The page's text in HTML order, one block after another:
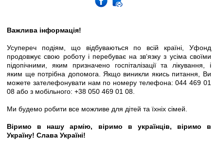
Важлива інформація!
Усупереч подіям, що відбуваються по всій країні, Уфонд
продовжує свою роботу і перебуває на зв‘язку з усіма своїми
підопічними, яким призначено госпіталізації та лікування, і
яким ще потрібна допомога. Якщо виникли якись питання, Ви
можете зателефонувати нам по номеру телефона: 044469 01
08 або з мобільного: +38 050 469 01 08.
Ми будемо робити все можливе для дітей та їхніх сімей
Віримо в нашу армію, віримо в українців, віримо в
Україну! Слава Україні!